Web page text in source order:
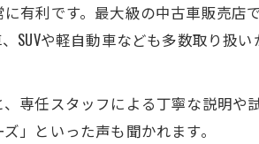
有利です。最大級の中古車販売店
や軽自動車なども多数取り扱
専任スタッフによる丁寧な説明や
」といった声も聞かれます。